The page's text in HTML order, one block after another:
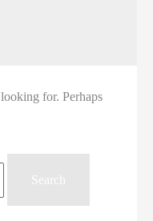
for. Perhaps